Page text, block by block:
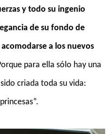
y todo su ingenio
de su fondo de
a los nuevos
para ella sólo hay una
criada toda su vida: